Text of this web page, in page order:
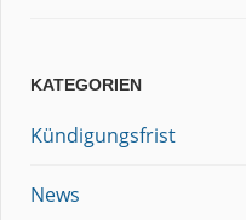
KATEGORIEN
Kündigungsfrist
News